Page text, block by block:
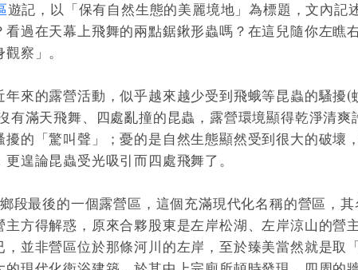
遊記，以「保有自然生態的美麗境地」為標題，文內記
看過在天幕上飛舞的兩點鋸鍬形蟲嗎？在這兒隨你左瞧
察」。
來的露營活動，似乎越來越少受到飛蛾等昆蟲的騷擾(
有滿天飛舞、四處亂撞的昆蟲，露營環境顯得乾淨清爽
的「驚叫聲」；憂的是自然生態顯然受到很大的破壞
遑論昆蟲受光吸引而四處飛舞了。
段最後的一個露營區，這個充滿現代化名稱的營區，其
方得解惑，原來合夥股東是左岸松湖、左岸涼山的營
並非營區位於那條河川的左岸，至於臻美當然就是取